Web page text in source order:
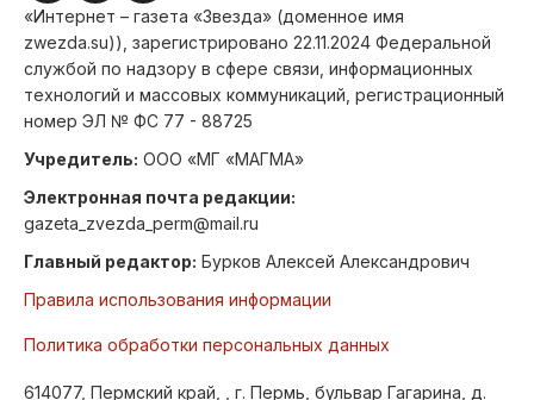
«Интернет – газета «Звезда» (доменное имя
zwezda.su)), зарегистрировано 22.11.2024 Федеральной
службой по надзору в сфере связи, информационных
технологий и массовых коммуникаций, регистрационный
номер ЭЛ № ФС 77 - 88725
Учредитель: ООО «МГ «МАГМА»
Электронная почта редакции:
gazeta_zvezda_perm@mail.ru
Главный редактор: Бурков Алексей Александрович
Правила использования информации
Политика обработки персональных данных
614077, Пермский край, , г. Пермь, бульвар Гагарина, д.